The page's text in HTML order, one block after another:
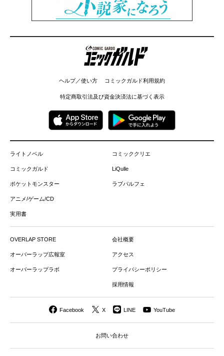
コミックガルド
ヘルプ／使い方 コミックガルド利用規約
特定商取引法及び資金決済法に基づく表示
ライトノベル
コミックガルド
ポケットモンスター
アニメ/ゲーム/CD
実用書
コミッククリエ
LiQulle
ラブパルフェ
OVERLAP STORE
オーバーラップ広報室
オーバーラップラボ
会社概要
アクセス
プライバシーポリシー
採用情報
Facebook X LINE YouTube
お問い合わせ